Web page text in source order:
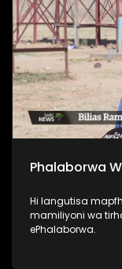
Phalaborwa
Hi langutisa
mamiliyoni wa
ePhalaborwa.